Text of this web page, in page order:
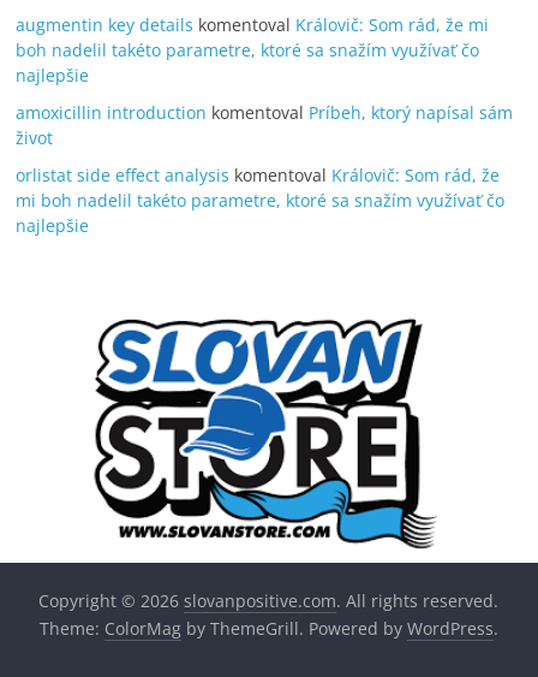
augmentin key details komentoval Královič: Som rád, že mi
boh nadelil takéto parametre, ktoré sa snažím využívať čo
najlepšie
amoxicillin introduction komentoval Príbeh, ktorý napísal sám
život
orlistat side effect analysis komentoval Královič: Som rád, že
mi boh nadelil takéto parametre, ktoré sa snažím využívať čo
najlepšie
Copyright © 2026slovanpositive.com. All rights reserved.
Theme: ColorMagby ThemeGrill. Powered by WordPress.